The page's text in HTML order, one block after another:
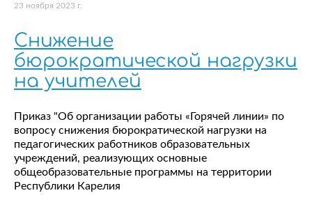
23 ноября 2023 г.
Снижение
бюрократической нагрузки
на учителей
Приказ "Об организации работы «Горячей линии» по
вопросу снижения бюрократической нагрузки на
педагогических работников образовательных
учреждений, реализующих основные
общеобразовательные программы на территории
Республики Карелия